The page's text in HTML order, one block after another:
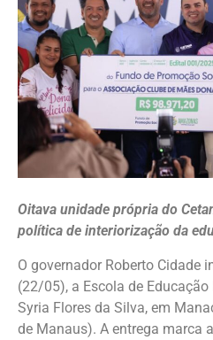
Oitava unidade própria do
política de interiorização da
O governador Roberto Cidade
(22/05), a Escola de
Syria Flores da Silva, em
de Manaus). A entrega marca